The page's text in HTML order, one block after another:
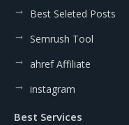
Best Seleted Posts
Semrush Tool
ahref Affiliate
instagram
Best Services